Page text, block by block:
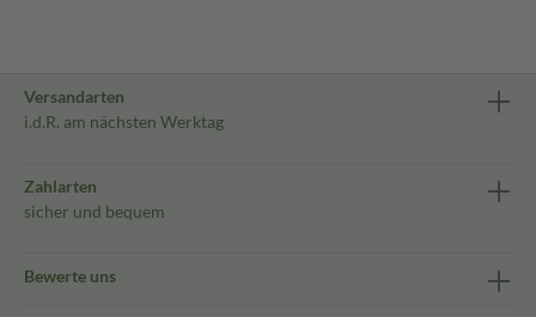
Versandarten
i.d.R. am nächsten Werktag
Zahlarten
sicher und bequem
Bewerte uns